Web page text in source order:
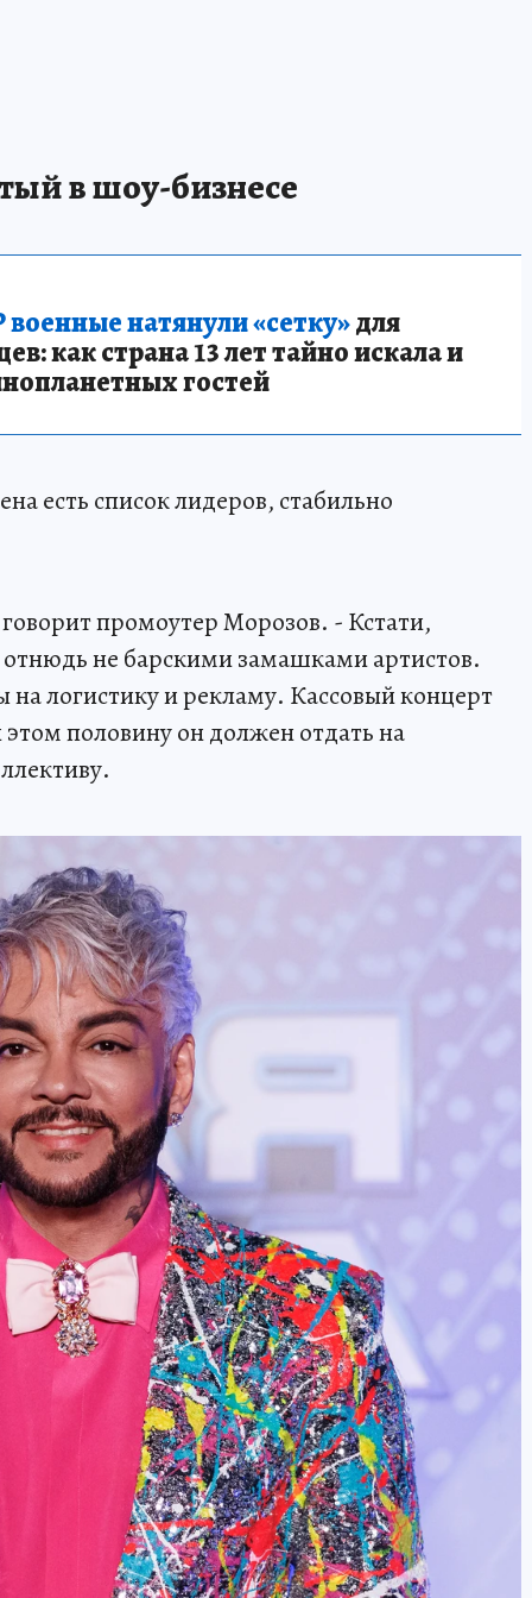
в шоу-бизнесе
натянули «сетку»для
как страна 13 лет тайно искала и
гостей
есть список лидеров, стабильно
промоутер Морозов. - Кстати,
не барскими замашками артистов.
логистику и рекламу. Кассовый концерт
половину он должен отдать на